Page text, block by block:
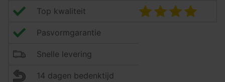
Top kwaliteit
Pasvormgarantie
Snelle levering
14 dagen bedenktijd